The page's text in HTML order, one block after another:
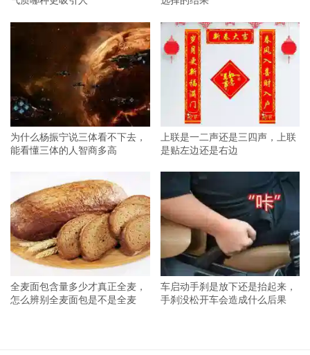
为什么杨振宁说三体看不下去，
能看懂三体的人智商多高
上联是一二声还是三四声，上联
是贴左边还是右边
全麦面包含量多少才真正全麦，
怎么辨别全麦面包是不是全麦
车启动手刹是放下还是抬起来，
手刹没松开车会造成什么后果